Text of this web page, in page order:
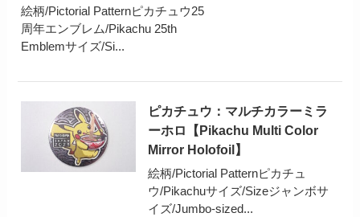
絵柄/Pictorial Patternピカチュウ25
周年エンブレム/Pikachu 25th
Emblemサイズ/Si...
ピカチュウ：マルチカラーミラ
ーホロ【Pikachu Multi Color
Mirror Holofoil】
絵柄/Pictorial Patternピカチュ
ウ/Pikachuサイズ/Sizeジャンボサ
イズ/Jumbo-sized...